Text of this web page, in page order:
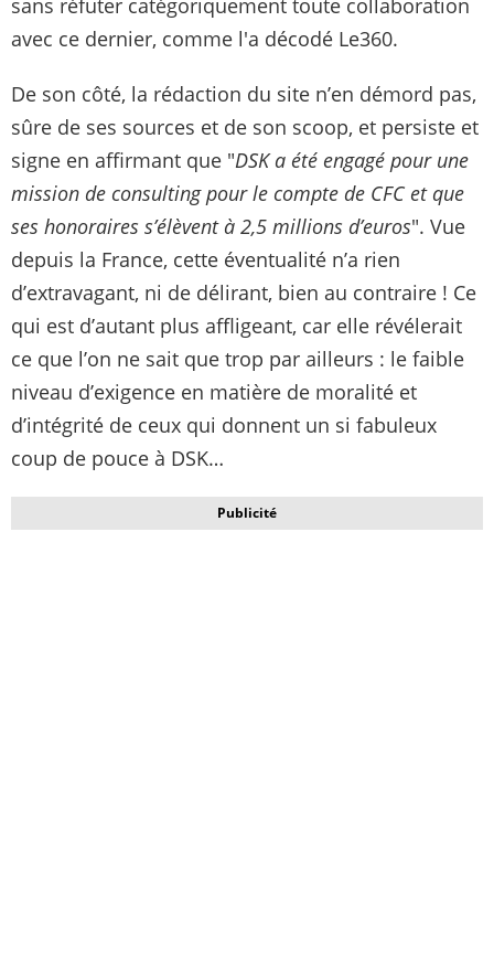
avec ce dernier, comme l'a décodé Le360.
De son côté, la rédaction du site n’en démord pas,
sûre de ses sources et de son scoop, et persiste et
signe en affirmant que "DSK a été engagé pour une
mission de consulting pour le compte de CFC et que
ses honoraires s’élèvent à 2,5 millions d’euros". Vue
depuis la France, cette éventualité n’a rien
d’extravagant, ni de délirant, bien au contraire ! Ce
qui est d’autant plus affligeant, car elle révélerait
ce que l’on ne sait que trop par ailleurs : le faible
niveau d’exigence en matière de moralité et
d’intégrité de ceux qui donnent un si fabuleux
coup de pouce à DSK…
Publicité